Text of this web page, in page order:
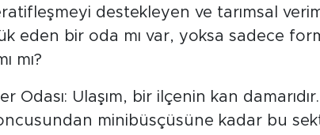
destekleyen ve tarımsal
eden bir oda mı var, yoksa sadece
mı?
Odası: Ulaşım, bir ilçenin kan
minibüsçüsüne kadar bu